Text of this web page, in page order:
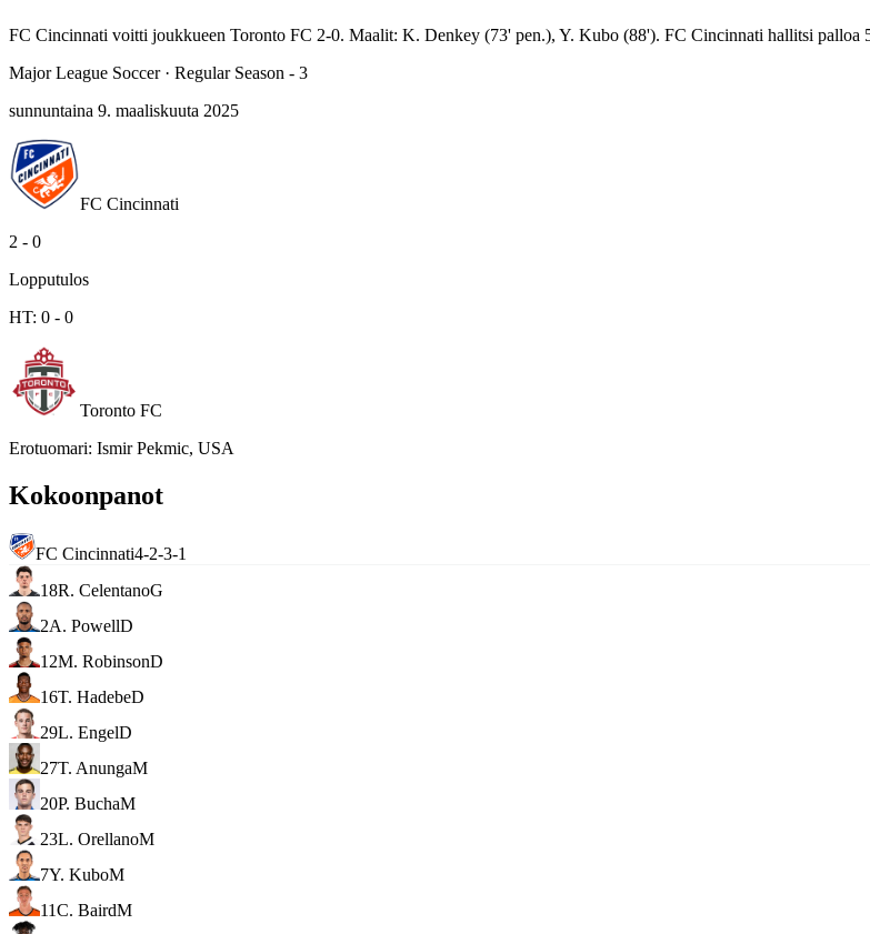
FC Cincinnati voitti joukkueen Toronto FC 2-0. Maalit: K. Denkey (73' pen.), Y. Kubo (88'). FC Cincinnati hallitsi palloa
Major League Soccer· Regular Season - 3
sunnuntaina 9. maaliskuuta 2025
FC Cincinnati
2 - 0
Lopputulos
HT: 0 - 0
Toronto FC
Erotuomari: Ismir Pekmic, USA
Kokoonpanot
FC Cincinnati4-2-3-1
18R. CelentanoG
2A. PowellD
12M. RobinsonD
16T. HadebeD
29L. EngelD
27T. AnungaM
20P. BuchaM
23L. OrellanoM
7Y. KuboM
11C. BairdM